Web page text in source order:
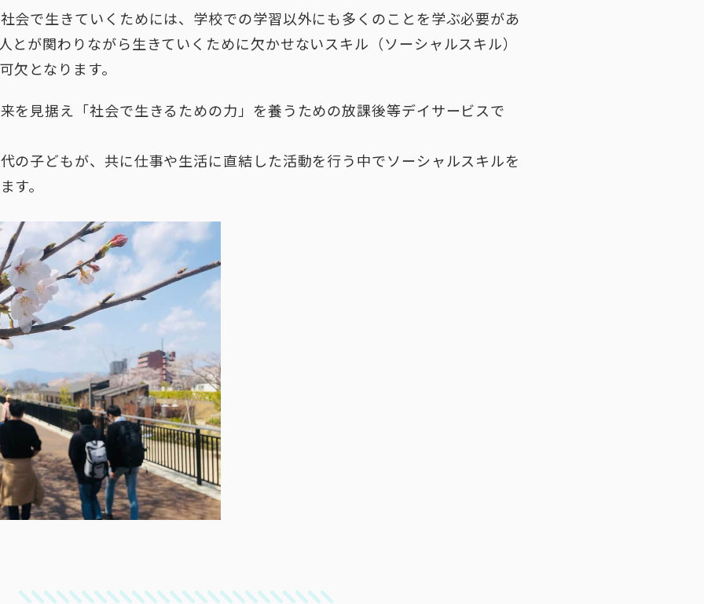
会で生きていくためには、学校での学習以外にも多くのことを学ぶ必要があ
とが関わりながら生きていくために欠かせないスキル（ソーシャルスキル）
欠となります。
を見据え「社会で生きるための力」を養うための放課後等デイサービスで
の子どもが、共に仕事や生活に直結した活動を行う中でソーシャルスキルを
す。